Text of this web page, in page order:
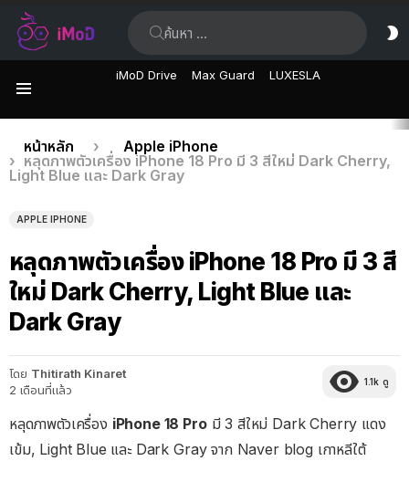
iMoD Drive Max Guard LUXESLA
เรื่อง
ล่าสุด
คุณอยู่ที่นี่:
หน้าหลัก
Apple iPhone
หลุดภาพตัวเครื่อง iPhone 18 Pro มี 3 สีใหม่ Dark Cherry,
Light Blue และ Dark Gray
APPLE IPHONE
หลุดภาพตัวเครื่อง iPhone 18 Pro มี 3 สี
ใหม่ Dark Cherry, Light Blue และ
Dark Gray
โดย Thitirath Kinaret
2 เดือนที่แล้ว
1.1k ดู
หลุดภาพตัวเครื่อง iPhone 18 Proมี 3 สีใหม่ Dark Cherry แดง
เข้ม, Light Blue และ Dark Gray จาก Naver blog เกาหลีใต้